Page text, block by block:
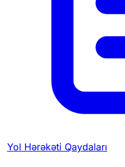
Yol Hərəkəti Qaydaları